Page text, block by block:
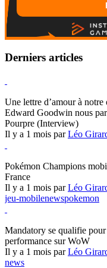
Derniers articles
Une lettre d’amour à
Edward Goodwin nous
Pourpre (Interview)
Il y a 1 mois parLéo
Pokémon Champions
France
Il y a 1 mois parLéo
jeu-mobilenewspokemon
Mandatory se qualifie
performance sur WoW
Il y a 1 mois parLéo
news